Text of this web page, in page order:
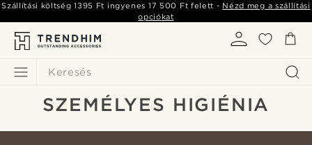
Keresés
Szállítási költség1395 Ft ingyenes 17 500 Ft felett - Nézd meg a szállítási
opciókat
SZEMÉLYES HIGIÉNIA